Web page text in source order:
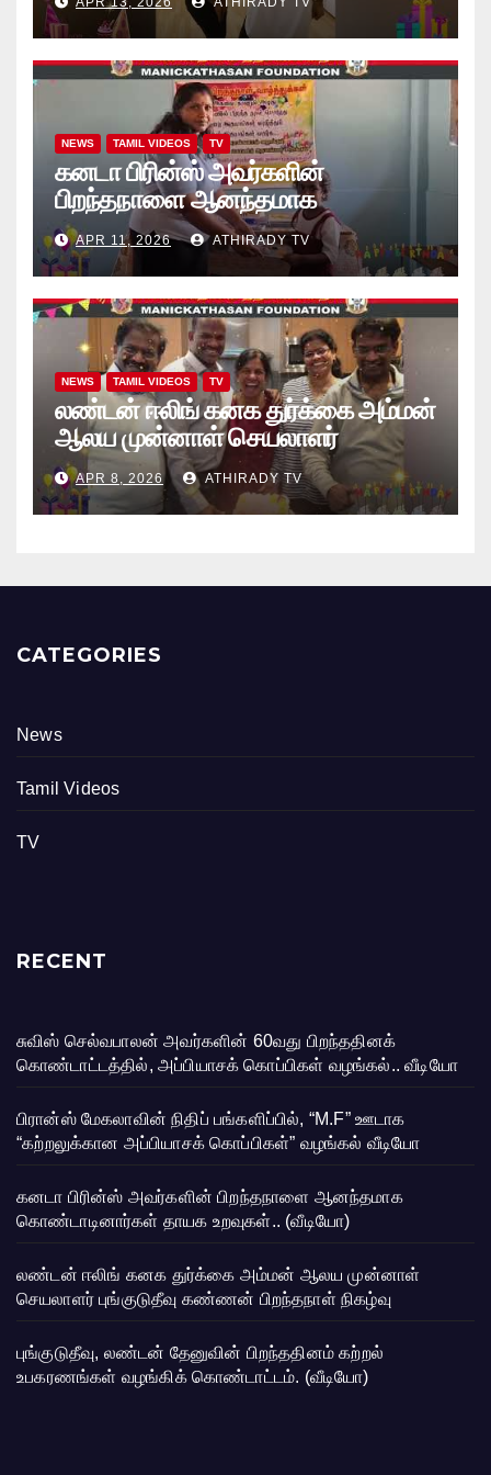
கொப்பிகள்” வழங்கல் வீடியோ
NEWS TAMIL VIDEOS TV
கனடா பிரின்ஸ் அவர்களின்
பிறந்தநாளை ஆனந்தமாக
கொண்டாடினார்கள் தாயக உறவுகள்..
(வீடியோ)
APR 11, 2026 ATHIRADY TV
NEWS TAMIL VIDEOS TV
லண்டன் ஈலிங் கனக துர்க்கை அம்மன்
ஆலய முன்னாள் செயலாளர்
புங்குடுதீவு கண்ணன் பிறந்தநாள்
நிகழ்வு
APR 8, 2026 ATHIRADY TV
CATEGORIES
News
Tamil Videos
TV
RECENT
சுவிஸ் செல்வபாலன் அவர்களின் 60வது பிறந்ததினக்
கொண்டாட்டத்தில், அப்பியாசக் கொப்பிகள் வழங்கல்.. வீடியோ
பிரான்ஸ் மேகலாவின் நிதிப் பங்களிப்பில், “M.F” ஊடாக
“கற்றலுக்கான அப்பியாசக் கொப்பிகள்” வழங்கல் வீடியோ
கனடா பிரின்ஸ் அவர்களின் பிறந்தநாளை ஆனந்தமாக
கொண்டாடினார்கள் தாயக உறவுகள்.. (வீடியோ)
லண்டன் ஈலிங் கனக துர்க்கை அம்மன் ஆலய முன்னாள்
செயலாளர் புங்குடுதீவு கண்ணன் பிறந்தநாள் நிகழ்வு
புங்குடுதீவு, லண்டன் தேனுவின் பிறந்ததினம் கற்றல்
உபகரணங்கள் வழங்கிக் கொண்டாட்டம். (வீடியோ)